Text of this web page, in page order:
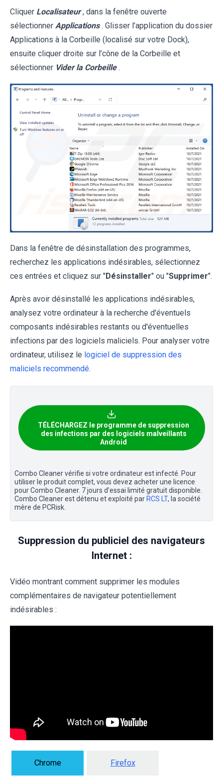
Cliquer Localisateur , dans la fenêtre ouverte
sélectionner Applications . Glisser l’application du dossier
Applications à la Corbeille (localisé sur votre Dock),
ensuite cliquer droite sur l’cône de la Corbeille et
sélectionner Vider la Corbeille .
Dans la fenêtre de désinstallation des programmes,
recherchez les applications indésirables, sélectionnez
ces entrées et cliquez sur "Désinstaller" ou "Supprimer".
Après avoir désinstallé les applications indésirables,
analysez votre ordinateur à la recherche d'éventuels
composants indésirables restants ou d'éventuelles
infections par des logiciels maliciels. Pour analyser votre
ordinateur, utilisez le logiciel de suppression des
maliciels recommendé.
TÉLÉCHARGEZ le programme de suppression
des infections par des logiciels malveillants
Android
Combo Cleaner vérifie si votre ordinateur est infecté. Pour
utiliser le produit complet, vous devez acheter une licence
pour Combo Cleaner. 7 jours d’essai limité gratuit disponible.
Combo Cleaner est détenu et exploité par RCS LT, la société
mère de PCRisk.
Suppression du publiciel des navigateurs
Internet :
Vidéo montrant comment supprimer les modules
complémentaires de navigateur potentiellement
indésirables :
Chrome Firefox